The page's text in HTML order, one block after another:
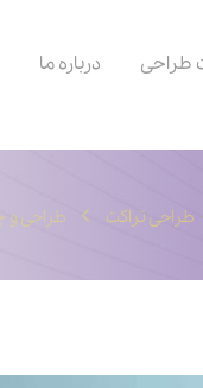
طراحی درباره ما
طراحی تراکت طراحی و